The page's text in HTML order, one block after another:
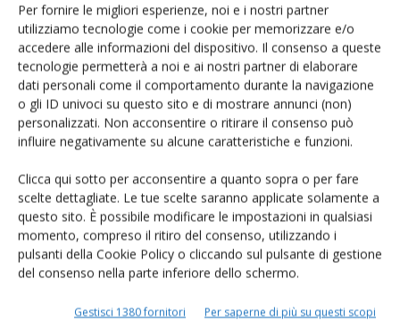
Per fornire le migliori esperienze, noi e i nostri partner
utilizziamo tecnologie come i cookie per memorizzare e/o
accedere alle informazioni del dispositivo. Il consenso a queste
tecnologie permetterà a noi e ai nostri partner di elaborare
dati personali come il comportamento durante la navigazione
o gli ID univoci su questo sito e di mostrare annunci (non)
personalizzati. Non acconsentire o ritirare il consenso può
influire negativamente su alcune caratteristiche e funzioni.
Clicca qui sotto per acconsentire a quanto sopra o per fare
scelte dettagliate. Le tue scelte saranno applicate solamente a
questo sito. È possibile modificare le impostazioni in qualsiasi
momento, compreso il ritiro del consenso, utilizzando i
pulsanti della Cookie Policy o cliccando sul pulsante di gestione
del consenso nella parte inferiore dello schermo.
Gestisci 1380 fornitori Per saperne di più su questi scopi
Dal 9 giugno al via le domande per
pagare le multe sulle quote latte
Manovra 2025, passa l’emendamento
che sconta le multe sulle quote latte
Quote latte, emendamento alla
manovra per risolvere il contenzioso